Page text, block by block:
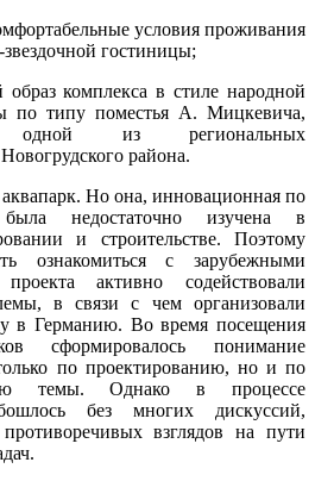
условия проживания
гостиницы;
комплекса в стиле народной
по типу поместья А. Мицкевича,
одной из региональных
района.
Но она, инновационная по
недостаточно изучена в
и строительстве. Поэтому
ознакомиться с зарубежными
активно содействовали
в связи с чем организовали
в Германию. Во время посещения
сформировалось понимание
по проектированию, но и по
темы. Однако в процессе
без многих дискуссий,
взглядов на пути